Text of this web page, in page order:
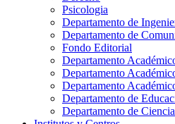
Psicologia
Departamento de
Departamento de
Fondo Editorial
Departamento
Departamento
Departamento
Departamento de
Departamento de